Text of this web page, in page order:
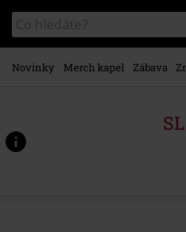
hlavnímu
obsahu
Katalog
vyhledávání
Novinky Merch kapel Zábava